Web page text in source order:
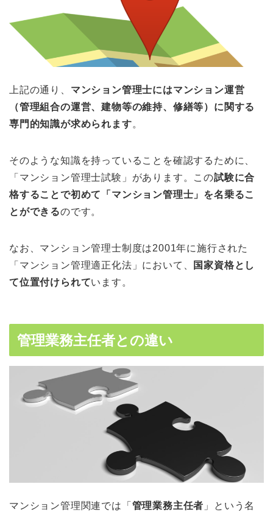
上記の通り、 マンション管理士にはマンション運営
（管理組合の運営、建物等の維持、修繕等）に関する
専門的知識が求められます。
そのような知識を持っていることを確認するために、
「マンション管理士試験」があります。この試験に合
格することで初めて「マンション管理士」を名乗るこ
とができるのです。
なお、マンション管理士制度は2001年に施行された
「マンション管理適正化法」において、
国家資格とし
て位置付けられています。
管理業務主任者との違い
マンション管理関連では「 管理業務主任者 」という名